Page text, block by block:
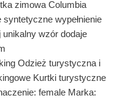
zimowa Columbia
wypełnienie
unikalny wzór dodaje
Odzież turystyczna i
Kurtki turystyczne
female Marka: